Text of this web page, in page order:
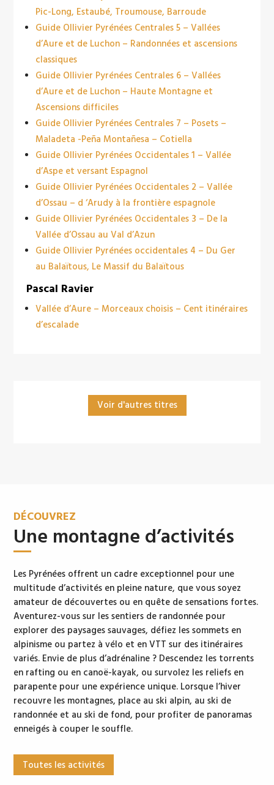
Pic-Long, Estaubé, Troumouse, Barroude
Guide Ollivier Pyrénées Centrales 5 – Vallées
d’Aure et de Luchon – Randonnées et ascensions
classiques
Guide Ollivier Pyrénées Centrales 6 – Vallées
d’Aure et de Luchon – Haute Montagne et
Ascensions difficiles
Guide Ollivier Pyrénées Centrales 7 – Posets –
Maladeta -Peña Montañesa – Cotiella
Guide Ollivier Pyrénées Occidentales 1 – Vallée
d’Aspe et versant Espagnol
Guide Ollivier Pyrénées Occidentales 2 – Vallée
d’Ossau – d ‘Arudy à la frontière espagnole
Guide Ollivier Pyrénées Occidentales 3 – De la
Vallée d’Ossau au Val d’Azun
Guide Ollivier Pyrénées occidentales 4 – Du Ger
au Balaïtous, Le Massif du Balaïtous
Pascal Ravier
Vallée d’Aure – Morceaux choisis – Cent itinéraires
d’escalade
Voir d'autres titres
DÉCOUVREZ
Une montagne d’activités
Les Pyrénées offrent un cadre exceptionnel pour une
multitude d’activités en pleine nature, que vous soyez
amateur de découvertes ou en quête de sensations fortes.
Aventurez-vous sur les sentiers de randonnée pour
explorer des paysages sauvages, défiez les sommets en
alpinisme ou partez à vélo et en VTT sur des itinéraires
variés. Envie de plus d’adrénaline ? Descendez les torrents
en rafting ou en canoë-kayak, ou survolez les reliefs en
parapente pour une expérience unique. Lorsque l’hiver
recouvre les montagnes, place au ski alpin, au ski de
randonnée et au ski de fond, pour profiter de panoramas
enneigés à couper le souffle.
Toutes les activités